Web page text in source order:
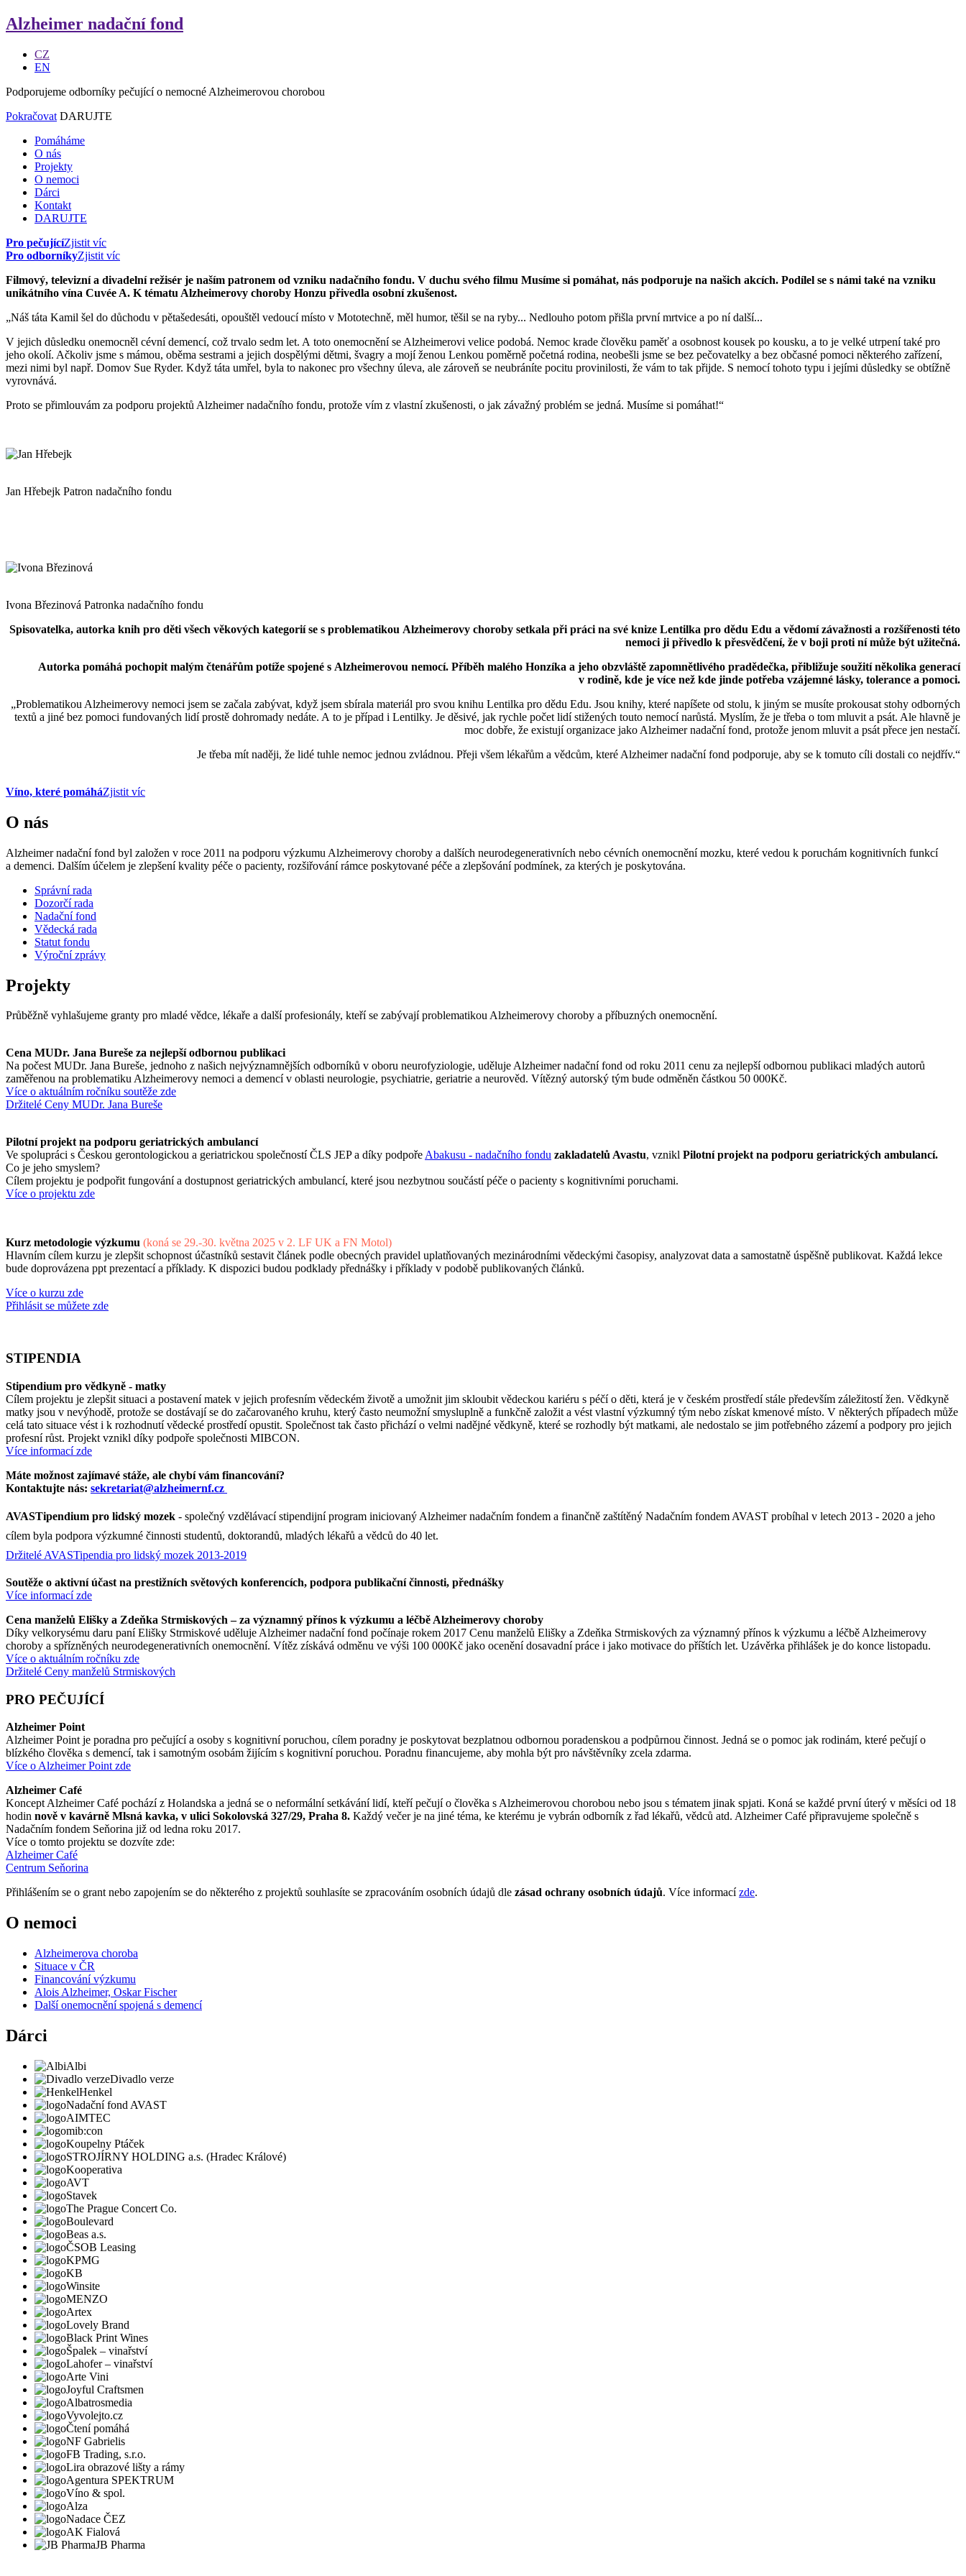
Alzheimer nadační fond
CZ
EN
Podporujeme odborníky pečující o nemocné Alzheimerovou chorobou
Pokračovat DARUJTE
Pomáháme
O nás
Projekty
O nemoci
Dárci
Kontakt
DARUJTE
Pro pečujícíZjistit víc
Pro odborníkyZjistit víc
Filmový, televizní a divadelní režisér je naším patronem od vzniku nadačního fondu. V duchu svého filmu Musíme si pomáhat, nás podporuje na našich akcích. Podílel se s námi také na vzniku
unikátního vína Cuvée A. K tématu Alzheimerovy choroby Honzu přivedla osobní zkušenost.
„Náš táta Kamil šel do důchodu v pětašedesáti, opouštěl vedoucí místo v Mototechně, měl humor, těšil se na ryby... Nedlouho potom přišla první mrtvice a po ní další...
V jejich důsledku onemocněl cévní demencí, což trvalo sedm let. A toto onemocnění se Alzheimerovi velice podobá. Nemoc krade člověku paměť a osobnost kousek po kousku, a to je velké utrpení také pro
jeho okolí. Ačkoliv jsme s mámou, oběma sestrami a jejich dospělými dětmi, švagry a mojí ženou Lenkou poměrně početná rodina, neobešli jsme se bez pečovatelky a bez občasné pomoci některého zařízení,
mezi nimi byl např. Domov Sue Ryder. Když táta umřel, byla to nakonec pro všechny úleva, ale zároveň se neubráníte pocitu provinilosti, že vám to tak přijde. S nemocí tohoto typu i jejími důsledky se obtížně
vyrovnává.
Proto se přimlouvám za podporu projektů Alzheimer nadačního fondu, protože vím z vlastní zkušenosti, o jak závažný problém se jedná. Musíme si pomáhat!“
Jan Hřebejk Patron nadačního fondu
Ivona Březinová Patronka nadačního fondu
Spisovatelka, autorka knih pro děti všech věkových kategorií se s problematikou Alzheimerovy choroby setkala při práci na své knize Lentilka pro dědu Edu a vědomí závažnosti a rozšířenosti této
nemoci ji přivedlo k přesvědčení, že v boji proti ní může být užitečná.
Autorka pomáhá pochopit malým čtenářům potíže spojené s Alzheimerovou nemocí. Příběh malého Honzíka a jeho obzvláště zapomnětlivého pradědečka, přibližuje soužití několika generací
v rodině, kde je více než kde jinde potřeba vzájemné lásky, tolerance a pomoci.
„Problematikou Alzheimerovy nemoci jsem se začala zabývat, když jsem sbírala materiál pro svou knihu Lentilka pro dědu Edu. Jsou knihy, které napíšete od stolu, k jiným se musíte prokousat stohy odborných
textů a jiné bez pomoci fundovaných lidí prostě dohromady nedáte. A to je případ i Lentilky. Je děsivé, jak rychle počet lidí stižených touto nemocí narůstá. Myslím, že je třeba o tom mluvit a psát. Ale hlavně je
moc dobře, že existují organizace jako Alzheimer nadační fond, protože jenom mluvit a psát přece jen nestačí.
Je třeba mít naději, že lidé tuhle nemoc jednou zvládnou. Přeji všem lékařům a vědcům, které Alzheimer nadační fond podporuje, aby se k tomuto cíli dostali co nejdřív.“
Víno, které pomáháZjistit víc
O nás
Alzheimer nadační fond byl založen v roce 2011 na podporu výzkumu Alzheimerovy choroby a dalších neurodegenerativních nebo cévních onemocnění mozku, které vedou k poruchám kognitivních funkcí
a demenci. Dalším účelem je zlepšení kvality péče o pacienty, rozšiřování rámce poskytované péče a zlepšování podmínek, za kterých je poskytována.
Správní rada
Dozorčí rada
Nadační fond
Vědecká rada
Statut fondu
Výroční zprávy
Projekty
Průběžně vyhlašujeme granty pro mladé vědce, lékaře a další profesionály, kteří se zabývají problematikou Alzheimerovy choroby a příbuzných onemocnění.
Cena MUDr. Jana Bureše za nejlepší odbornou publikaci
Na počest MUDr. Jana Bureše, jednoho z našich nejvýznamnějších odborníků v oboru neurofyziologie, uděluje Alzheimer nadační fond od roku 2011 cenu za nejlepší odbornou publikaci mladých autorů
zaměřenou na problematiku Alzheimerovy nemoci a demencí v oblasti neurologie, psychiatrie, geriatrie a neurověd. Vítězný autorský tým bude odměněn částkou 50 000Kč.
Více o aktuálním ročníku soutěže zde
Držitelé Ceny MUDr. Jana Bureše
Pilotní projekt na podporu geriatrických ambulancí
Ve spolupráci s Českou gerontologickou a geriatrickou společností ČLS JEP a díky podpořeAbakusu - nadačního fondu zakladatelů Avastu, vznikl Pilotní projekt na podporu geriatrických ambulancí.
Co je jeho smyslem?
Cílem projektu je podpořit fungování a dostupnost geriatrických ambulancí, které jsou nezbytnou součástí péče o pacienty s kognitivními poruchami.
Více o projektu zde
Kurz metodologie výzkumu (koná se 29.-30. května 2025 v 2. LF UK a FN Motol)
Hlavním cílem kurzu je zlepšit schopnost účastníků sestavit článek podle obecných pravidel uplatňovaných mezinárodními vědeckými časopisy, analyzovat data a samostatně úspěšně publikovat. Každá lekce
bude doprovázena ppt prezentací a příklady. K dispozici budou podklady přednášky i příklady v podobě publikovaných článků.
Více o kurzu zde
Přihlásit se můžete zde
STIPENDIA
Stipendium pro vědkyně - matky
Cílem projektu je zlepšit situaci a postavení matek v jejich profesním vědeckém životě a umožnit jim skloubit vědeckou kariéru s péčí o děti, která je v českém prostředí stále především záležitostí žen. Vědkyně
matky jsou v nevýhodě, protože se dostávají se do začarovaného kruhu, který často neumožní smysluplně a funkčně založit a vést vlastní výzkumný tým nebo získat kmenové místo. V některých případech může
celá tato situace vést i k rozhodnutí vědecké prostředí opustit. Společnost tak často přichází o velmi nadějné vědkyně, které se rozhodly být matkami, ale nedostalo se jim potřebného zázemí a podpory pro jejich
profesní růst. Projekt vznikl díky podpoře společnosti MIBCON.
Více informací zde
Máte možnost zajímavé stáže, ale chybí vám financování?
Kontaktujte nás: sekretariat@alzheimernf.cz
AVASTipendium pro lidský mozek - společný vzdělávací stipendijní program iniciovaný Alzheimer nadačním fondem a finančně zaštítěný Nadačním fondem AVAST probíhal v letech 2013 - 2020 a jeho
cílem byla podpora výzkumné činnosti studentů, doktorandů, mladých lékařů a vědců do 40 let.
Držitelé AVASTipendia pro lidský mozek 2013-2019
Soutěže o aktivní účast na prestižních světových konferencích, podpora publikační činnosti, přednášky
Více informací zde
Cena manželů Elišky a Zdeňka Strmiskových – za významný přínos k výzkumu a léčbě Alzheimerovy choroby
Díky velkorysému daru paní Elišky Strmiskové uděluje Alzheimer nadační fond počínaje rokem 2017 Cenu manželů Elišky a Zdeňka Strmiskových za významný přínos k výzkumu a léčbě Alzheimerovy
choroby a spřízněných neurodegenerativních onemocnění. Vítěz získává odměnu ve výši 100 000Kč jako ocenění dosavadní práce i jako motivace do příštích let. Uzávěrka přihlášek je do konce listopadu.
Více o aktuálním ročníku zde
Držitelé Ceny manželů Strmiskových
PRO PEČUJÍCÍ
Alzheimer Point
Alzheimer Point je poradna pro pečující a osoby s kognitivní poruchou, cílem poradny je poskytovat bezplatnou odbornou poradenskou a podpůrnou činnost. Jedná se o pomoc jak rodinám, které pečují o
blízkého člověka s demencí, tak i samotným osobám žijícím s kognitivní poruchou. Poradnu financujeme, aby mohla být pro návštěvníky zcela zdarma.
Více o Alzheimer Point zde
Alzheimer Café
Koncept Alzheimer Café pochází z Holandska a jedná se o neformální setkávání lidí, kteří pečují o člověka s Alzheimerovou chorobou nebo jsou s tématem jinak spjati. Koná se každé první úterý v měsíci od 18
hodin nově v kavárně Mlsná kavka, v ulici Sokolovská 327/29, Praha 8. Každý večer je na jiné téma, ke kterému je vybrán odborník z řad lékařů, vědců atd. Alzheimer Café připravujeme společně s
Nadačním fondem Seňorina již od ledna roku 2017.
Více o tomto projektu se dozvíte zde:
Alzheimer Café
Centrum Seňorina
Přihlášením se o grant nebo zapojením se do některého z projektů souhlasíte se zpracováním osobních údajů dle zásad ochrany osobních údajů. Více informacízde.
O nemoci
Alzheimerova choroba
Situace v ČR
Financování výzkumu
Alois Alzheimer, Oskar Fischer
Další onemocnění spojená s demencí
Dárci
Albi
Divadlo verze
Henkel
Nadační fond AVAST
AIMTEC
mib:con
Koupelny Ptáček
STROJÍRNY HOLDING a.s. (Hradec Králové)
Kooperativa
AVT
Stavek
The Prague Concert Co.
Boulevard
Beas a.s.
ČSOB Leasing
KPMG
KB
Winsite
MENZO
Artex
Lovely Brand
Black Print Wines
Špalek – vinařství
Lahofer – vinařství
Arte Vini
Joyful Craftsmen
Albatrosmedia
Vyvolejto.cz
Čtení pomáhá
NF Gabrielis
FB Trading, s.r.o.
Lira obrazové lišty a rámy
Agentura SPEKTRUM
Víno & spol.
Alza
Nadace ČEZ
AK Fialová
JB Pharma